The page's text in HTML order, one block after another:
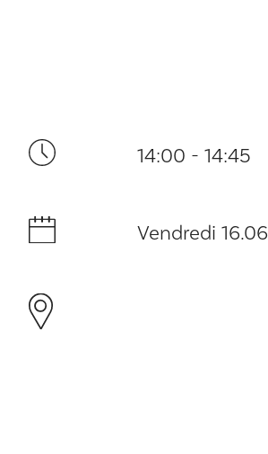
14:00 - 14:45
Vendredi 16.06